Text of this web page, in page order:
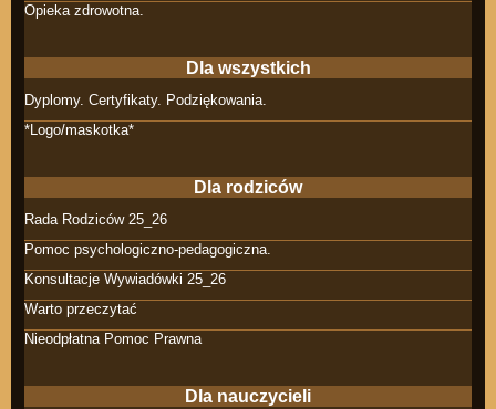
Opieka zdrowotna.
Dla wszystkich
Dyplomy. Certyfikaty. Podziękowania.
*Logo/maskotka*
Dla rodziców
Rada Rodziców 25_26
Pomoc psychologiczno-pedagogiczna.
Konsultacje Wywiadówki 25_26
Warto przeczytać
Nieodpłatna Pomoc Prawna
Dla nauczycieli